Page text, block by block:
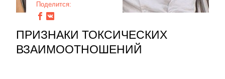
Поделится:
ПРИЗНАКИ ТОКСИЧЕСКИХ
ВЗАИМООТНОШЕНИЙ